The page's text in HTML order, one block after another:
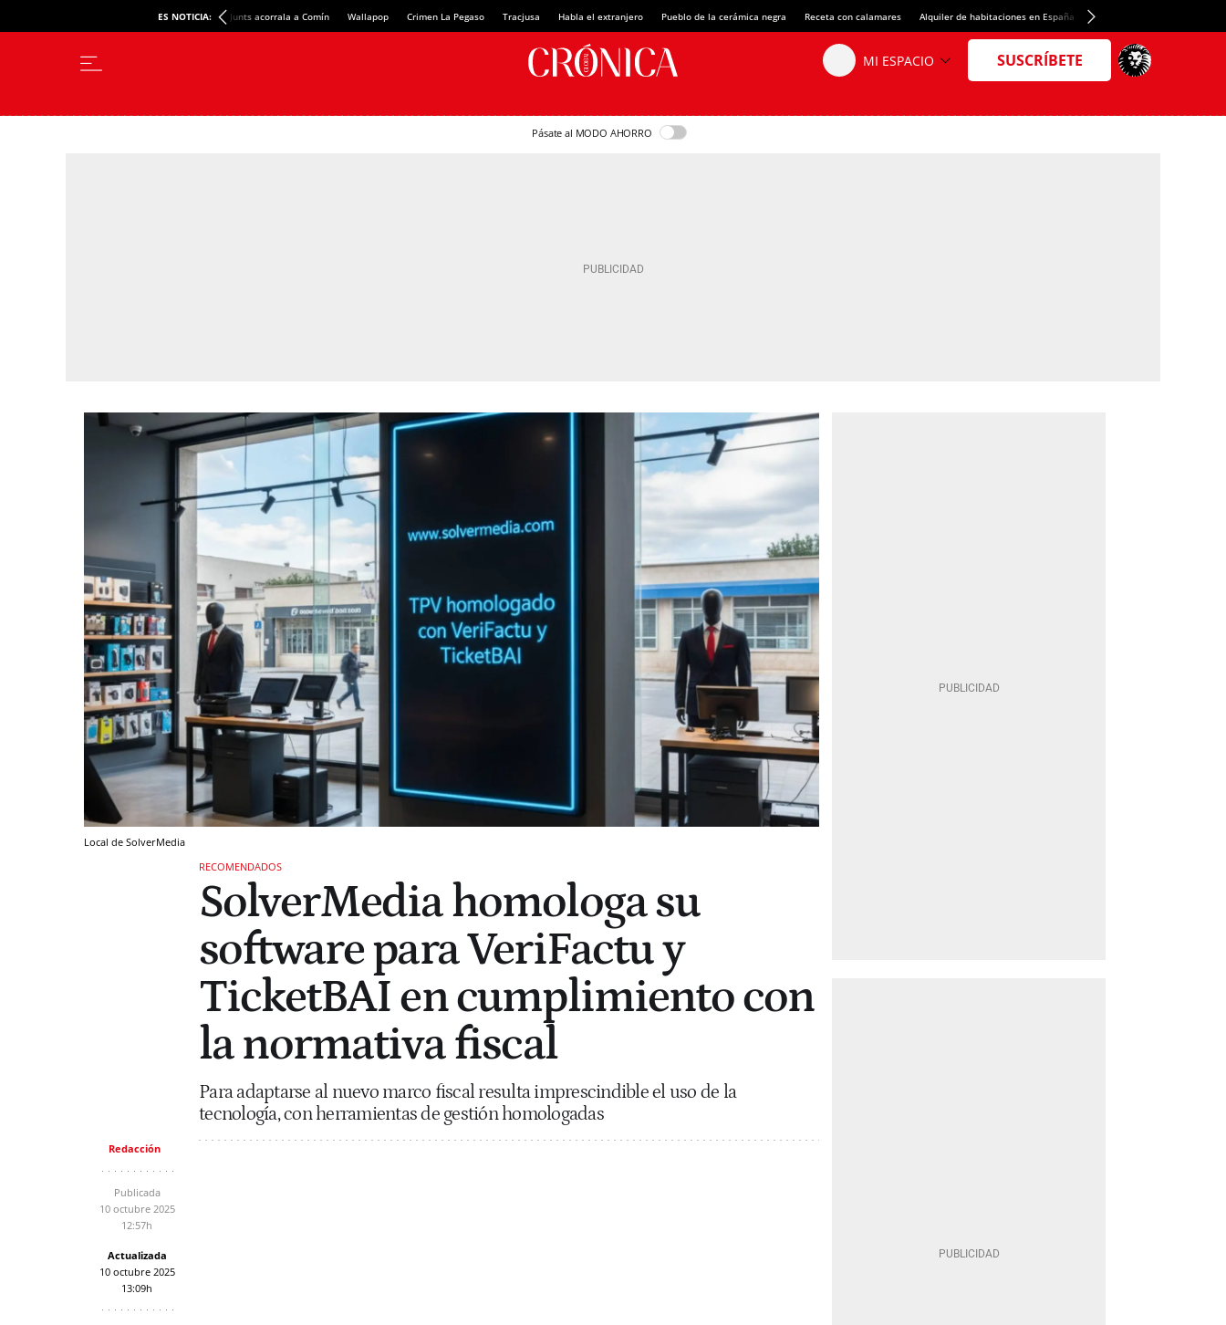
ES NOTICIA: Junts acorrala a Comín Wallapop Crimen La Pegaso Tracjusa Habla el extranjero Pueblo de la cerámica negra Receta con calamares Alquiler de habitaciones en España Crédito del Spotify Camp Nou
Pásate al MODO AHORRO
Local de SolverMedia
RECOMENDADOS
SolverMedia homologa su
software para VeriFactu y
TicketBAI en cumplimiento con
la normativa fiscal
Para adaptarse al nuevo marco fiscal resulta imprescindible el uso de la
tecnología, con herramientas de gestión homologadas
Redacción
Publicada
10 octubre 2025
12:57h
Actualizada
10 octubre 2025
13:09h